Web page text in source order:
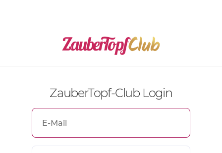
ZauberTopf-Club Login